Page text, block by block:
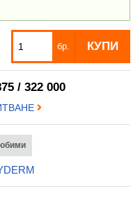
бр. КУПИ
/ 322 000